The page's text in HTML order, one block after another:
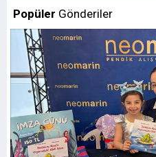
Popüler Gönderiler